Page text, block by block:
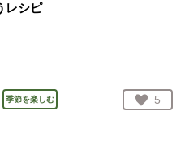
レシピ
季節を楽しむ お気
5
人